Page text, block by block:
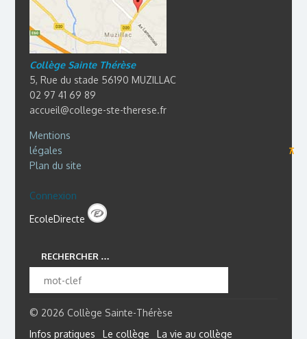
Collège Sainte Thérèse
5, Rue du stade 56190 MUZILLAC
02 97 41 69 89
accueil@college-ste-therese.fr
Mentions
légales
⊼
Plan du site
Connexion
EcoleDirecte
RECHERCHER …
© 2026 Collège Sainte-Thérèse
Infos pratiques
Le collège
La vie au collège